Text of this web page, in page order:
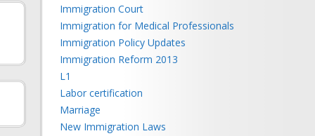
Immigration Court
Immigration for Medical Professionals
Immigration Policy Updates
Immigration Reform 2013
L1
Labor certification
Marriage
New Immigration Laws